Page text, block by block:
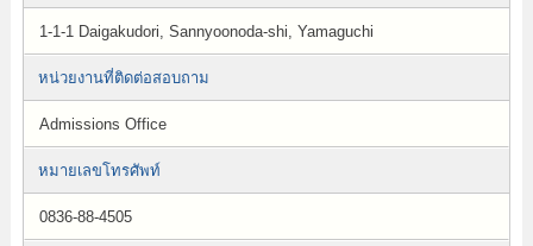
1-1-1 Daigakudori, Sannyoonoda-shi, Yamaguchi
หน่วยงานที่ติดต่อสอบถาม
Admissions Office
หมายเลขโทรศัพท์
0836-88-4505